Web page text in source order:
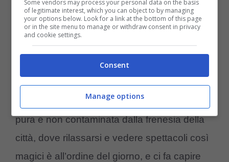
il video proposto.
Tra di loro anche chi fissa già una nuova
meta per una gita fuori porta, o chi ammette
felice di essere orgoglioso di vivere in quei
meravigliosi posti. Luoghi di una bellezza
pura e non contaminata dalla frenesia della
città, dove rilassarsi e vedere spettacoli così
magici è all’ordine del giorno, e ci fa capire
Some vendors may process your personal data on the basis
of legitimate interest, which you can object to by managing
your options below. Look for a link at the bottom of this page
or in the site menu to manage or withdraw consent in privacy
and cookie settings.
Consent
Manage options